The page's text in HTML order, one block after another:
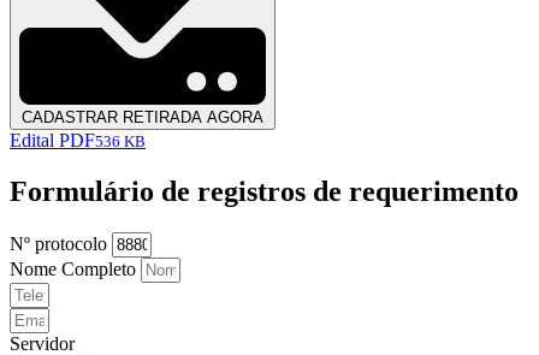
CADASTRAR RETIRADA AGORA
Edital PDF536 KB
Formulário de registros de requerimento
Nº protocolo
Nome Completo
Servidor